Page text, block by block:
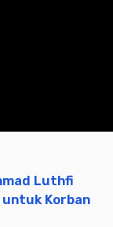
Luthfi
Korban